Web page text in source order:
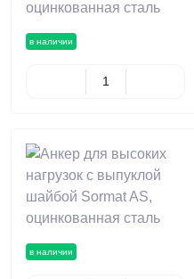
в наличии
в наличии